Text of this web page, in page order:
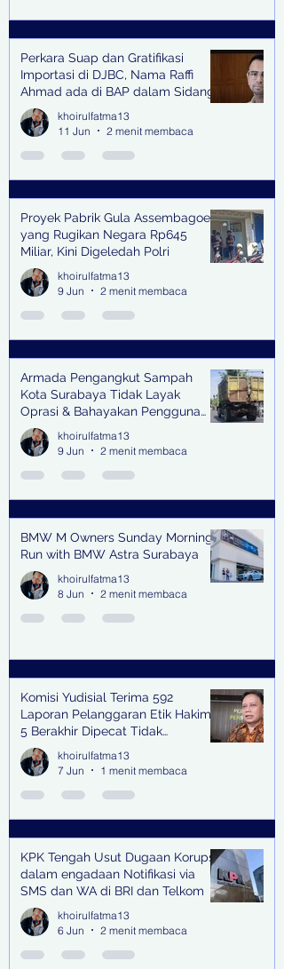
Perkara Suap dan Gratifikasi
Importasi di DJBC, Nama Raffi
Ahmad ada di BAP dalam Sidang
khoirulfatma13
11 Jun
2 menit membaca
Proyek Pabrik Gula Assembagoes
yang Rugikan Negara Rp645
Miliar, Kini Digeledah Polri
khoirulfatma13
9 Jun
2 menit membaca
Armada Pengangkut Sampah
Kota Surabaya Tidak Layak
Oprasi & Bahayakan Pengguna
Jalan
khoirulfatma13
9 Jun
2 menit membaca
BMW M Owners Sunday Morning
Run with BMW Astra Surabaya
khoirulfatma13
8 Jun
2 menit membaca
Komisi Yudisial Terima 592
Laporan Pelanggaran Etik Hakim,
5 Berakhir Dipecat Tidak
Terhormat
khoirulfatma13
7 Jun
1 menit membaca
KPK Tengah Usut Dugaan Korupsi
dalam engadaan Notifikasi via
SMS dan WA di BRI dan Telkom
khoirulfatma13
6 Jun
2 menit membaca